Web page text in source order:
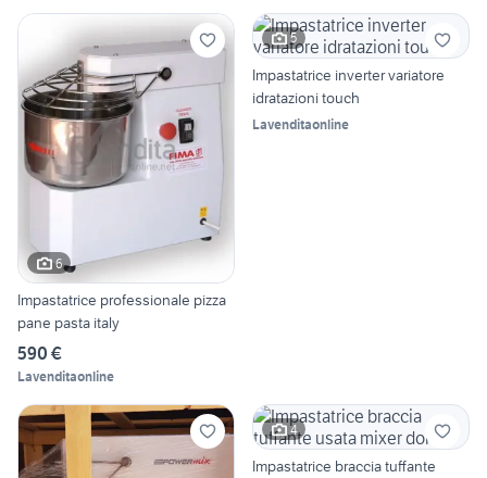
6
Impastatrice professionale pizza
pane pasta italy
590 €
Lavenditaonline
5
Impastatrice inverter variatore
idratazioni touch
Lavenditaonline
4
Impastatrice braccia tuffante